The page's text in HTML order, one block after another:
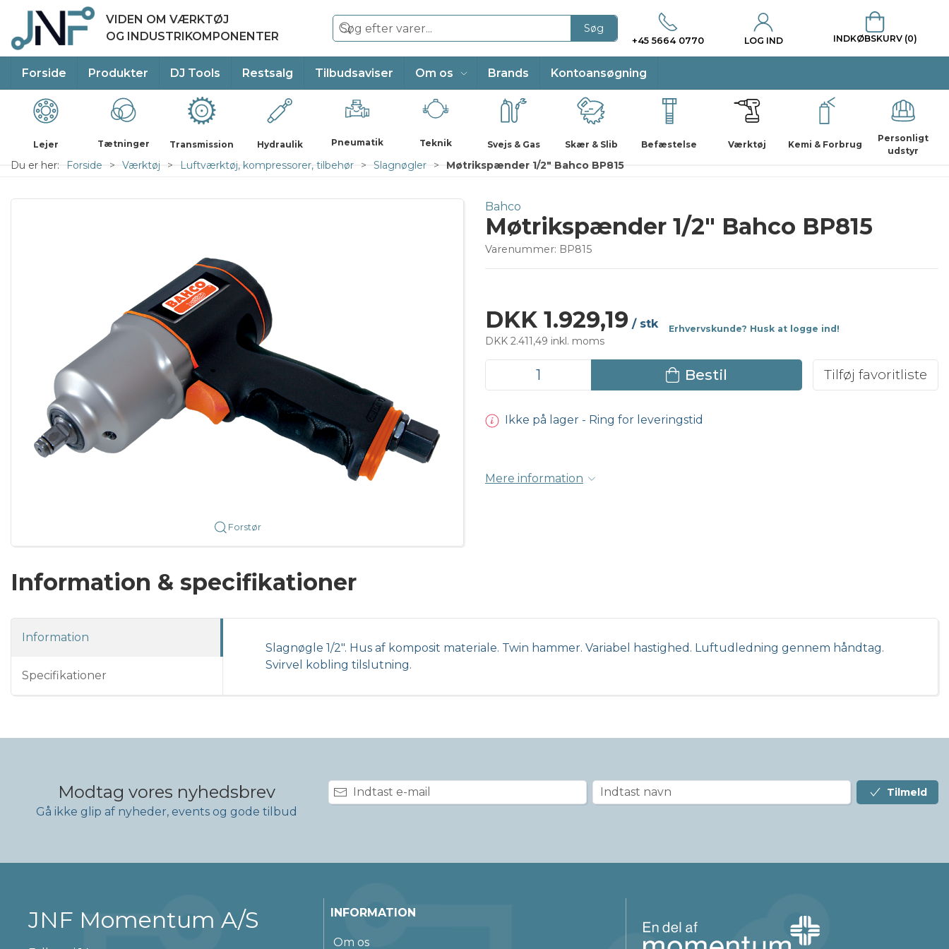
VIDEN OM VÆRKTØJ
OG INDUSTRIKOMPONENTER
Søg
+45 5664 0770 LOG IND INDKØBSKURV (0)
Forside Produkter DJ Tools Restsalg Tilbudsaviser Om os Brands Kontoansøgning
Lejer Tætninger Transmission Hydraulik Pneumatik Teknik Svejs & Gas Skær & Slib Befæstelse Værktøj Kemi & Forbrug
Personligt
udstyr
Du er her: Forside Værktøj Luftværktøj, kompressorer, tilbehør Slagnøgler Møtrikspænder 1/2" Bahco BP815
Forstør
Bahco
Møtrikspænder 1/2" Bahco BP815
Varenummer: BP815
DKK 1.929,19 / stk Erhvervskunde? Husk at logge ind!
DKK 2.411,49 inkl. moms
Bestil Tilføj favoritliste
Ikke på lager - Ring for leveringstid
Mere information
Information & specifikationer
Information
Specifikationer
Slagnøgle 1/2". Hus af komposit materiale. Twin hammer. Variabel hastighed. Luftudledning gennem håndtag.
Svirvel kobling tilslutning.
Modtag vores nyhedsbrev
Gå ikke glip af nyheder, events og gode tilbud
Tilmeld
JNF Momentum A/S INFORMATION
Om os